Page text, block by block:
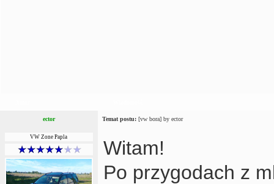
ector Temat postu: [vw bora] by ector
VW Zone Papla
Witam!
Po przygodach z